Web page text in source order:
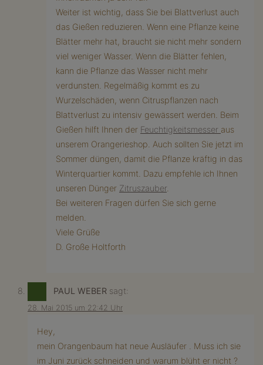
Weiter ist wichtig, dass Sie bei Blattverlust auch
das Gießen reduzieren. Wenn eine Pflanze keine
Blätter mehr hat, braucht sie nicht mehr sondern
viel weniger Wasser. Wenn die Blätter fehlen,
kann die Pflanze das Wasser nicht mehr
verdunsten. Regelmäßig kommt es zu
Wurzelschäden, wenn Citruspflanzen nach
Blattverlust zu intensiv gewässert werden. Beim
Gießen hilft Ihnen der Feuchtigkeitsmesser aus
unserem Orangerieshop. Auch sollten Sie jetzt im
Sommer düngen, damit die Pflanze kräftig in das
Winterquartier kommt. Dazu empfehle ich Ihnen
unseren Dünger Zitruszauber.
Bei weiteren Fragen dürfen Sie sich gerne
melden.
Viele Grüße
D. Große Holtforth
PAUL WEBER sagt:
28. Mai 2015 um 22:42 Uhr
Hey,
mein Orangenbaum hat neue Ausläufer . Muss ich sie
im Juni zurück schneiden und warum blüht er nicht ?